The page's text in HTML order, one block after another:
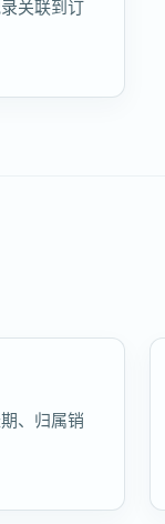
关联到订
、归属销